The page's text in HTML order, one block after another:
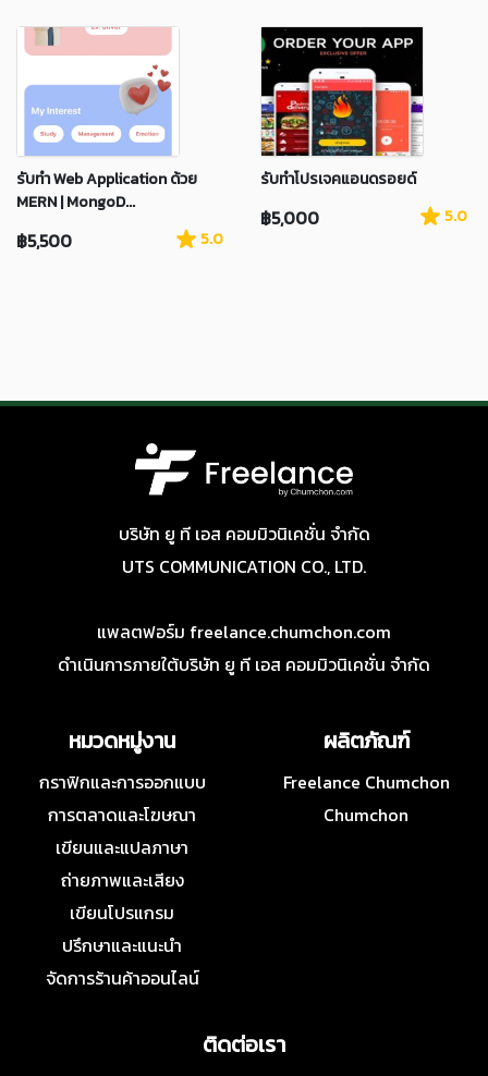
รับทำ Web Application ด้วย
MERN | MongoD...
฿5,500 5.0
รับทำโปรเจคแอนดรอยด์
฿5,000 5.0
บริษัท ยู ที เอส คอมมิวนิเคชั่น จำกัด
UTS COMMUNICATION CO., LTD.
แพลตฟอร์ม freelance.chumchon.com
ดำเนินการภายใต้บริษัท ยู ที เอส คอมมิวนิเคชั่น จำกัด
หมวดหมู่งาน
กราฟิกและการออกแบบ
การตลาดและโฆษณา
เขียนและแปลภาษา
ถ่ายภาพและเสียง
เขียนโปรแกรม
ปรึกษาและแนะนำ
จัดการร้านค้าออนไลน์
ผลิตภัณฑ์
Freelance Chumchon
Chumchon
ติดต่อเรา